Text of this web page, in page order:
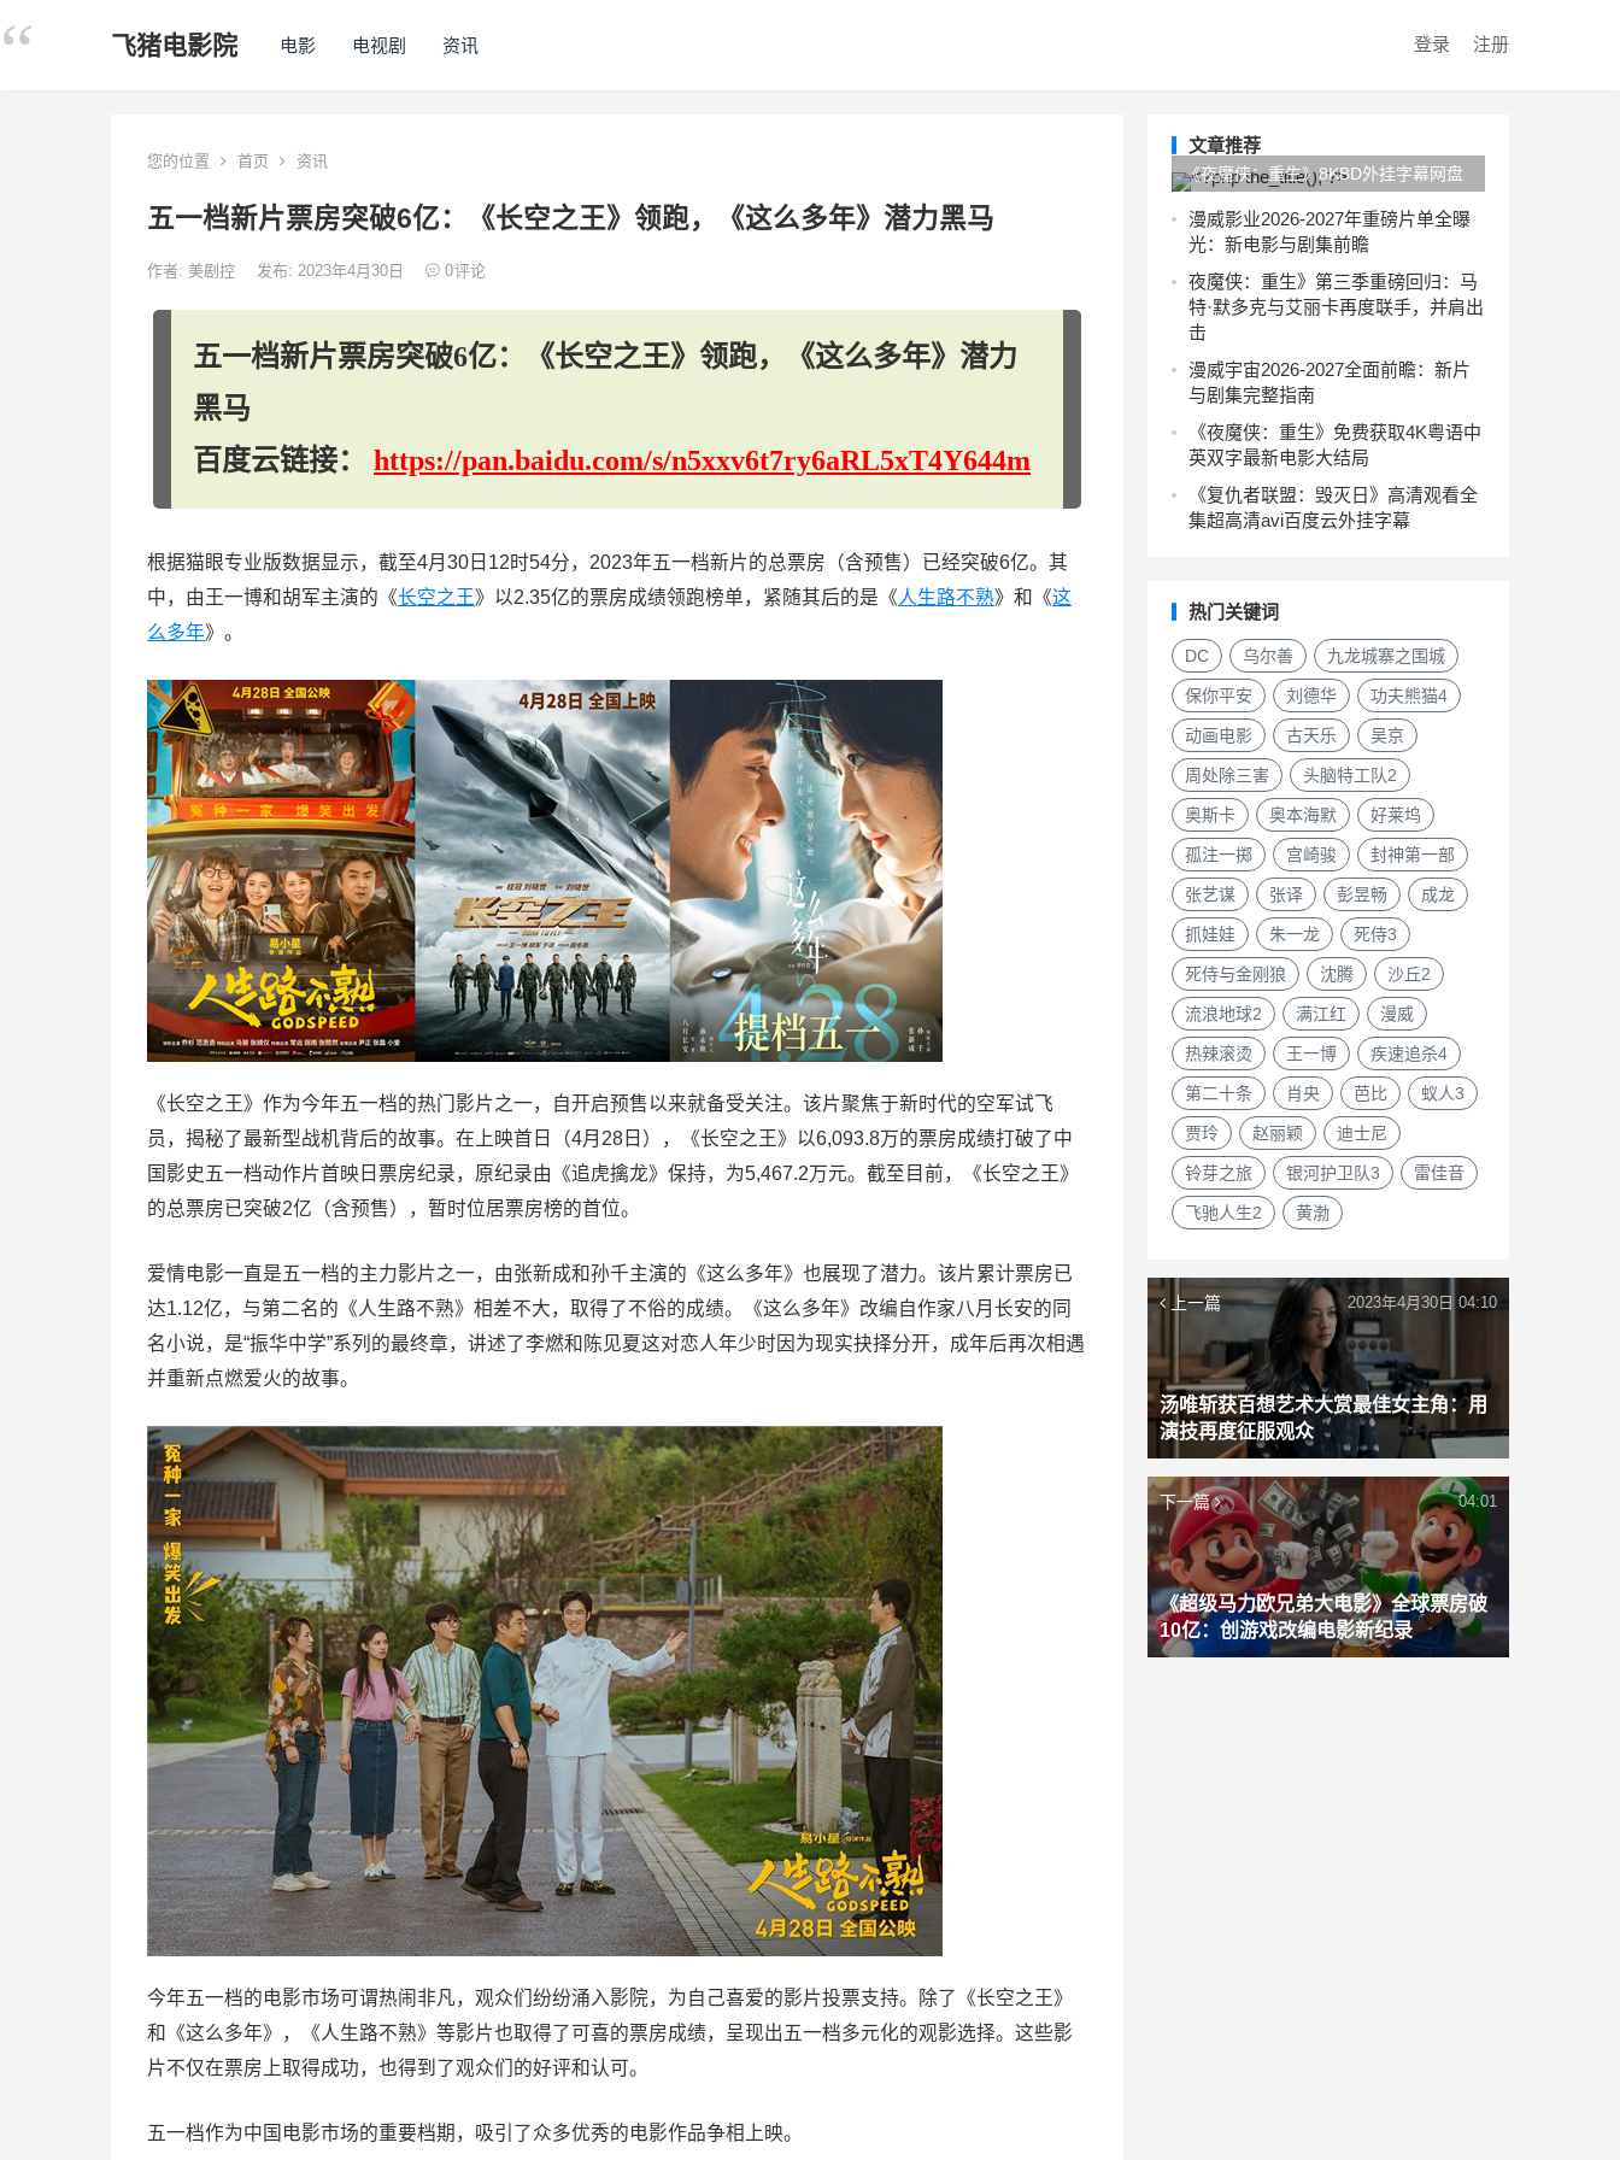
飞猪电影院 电影 电视剧 资讯 登录 注册
您的位置 首页 资讯
五一档新片票房突破6亿：《长空之王》领跑，《这么多年》潜力黑马
作者: 美剧控 发布: 2023年4月30日 0评论
五一档新片票房突破6亿：《长空之王》领跑，《这么多年》潜力
黑马
百度云链接： https://pan.baidu.com/s/n5xxv6t7ry6aRL5xT4Y644m
根据猫眼专业版数据显示，截至4月30日12时54分，2023年五一档新片的总票房（含预售）已经突破6亿。其
中，由王一博和胡军主演的《长空之王》以2.35亿的票房成绩领跑榜单，紧随其后的是《人生路不熟》和《这
么多年》。
《长空之王》作为今年五一档的热门影片之一，自开启预售以来就备受关注。该片聚焦于新时代的空军试飞
员，揭秘了最新型战机背后的故事。在上映首日（4月28日），《长空之王》以6,093.8万的票房成绩打破了中
国影史五一档动作片首映日票房纪录，原纪录由《追虎擒龙》保持，为5,467.2万元。截至目前，《长空之王》
的总票房已突破2亿（含预售），暂时位居票房榜的首位。
爱情电影一直是五一档的主力影片之一，由张新成和孙千主演的《这么多年》也展现了潜力。该片累计票房已
达1.12亿，与第二名的《人生路不熟》相差不大，取得了不俗的成绩。《这么多年》改编自作家八月长安的同
名小说，是“振华中学”系列的最终章，讲述了李燃和陈见夏这对恋人年少时因为现实抉择分开，成年后再次相遇
并重新点燃爱火的故事。
今年五一档的电影市场可谓热闹非凡，观众们纷纷涌入影院，为自己喜爱的影片投票支持。除了《长空之王》
和《这么多年》，《人生路不熟》等影片也取得了可喜的票房成绩，呈现出五一档多元化的观影选择。这些影
片不仅在票房上取得成功，也得到了观众们的好评和认可。
五一档作为中国电影市场的重要档期，吸引了众多优秀的电影作品争相上映。
文章推荐
《夜魔侠：重生》8KBD外挂字幕网盘
最新资源粤语
漫威影业2026-2027年重磅片单全曝
光：新电影与剧集前瞻
夜魔侠：重生》第三季重磅回归：马
特·默多克与艾丽卡再度联手，并肩出
击
漫威宇宙2026-2027全面前瞻：新片
与剧集完整指南
《夜魔侠：重生》免费获取4K粤语中
英双字最新电影大结局
《复仇者联盟：毁灭日》高清观看全
集超高清avi百度云外挂字幕
热门关键词
DC 乌尔善 九龙城寨之围城
保你平安 刘德华 功夫熊猫4
动画电影 古天乐 吴京
周处除三害 头脑特工队2
奥斯卡 奥本海默 好莱坞
孤注一掷 宫崎骏 封神第一部
张艺谋 张译 彭昱畅 成龙
抓娃娃 朱一龙 死侍3
死侍与金刚狼 沈腾 沙丘2
流浪地球2 满江红 漫威
热辣滚烫 王一博 疾速追杀4
第二十条 肖央 芭比 蚁人3
贾玲 赵丽颖 迪士尼
铃芽之旅 银河护卫队3 雷佳音
飞驰人生2 黄渤
上一篇
汤唯斩获百想艺术大赏最佳女主角：用
演技再度征服观众
2023年4月30日 04:10
下一篇
《超级马力欧兄弟大电影》全球票房破
10亿：创游戏改编电影新纪录
04:01